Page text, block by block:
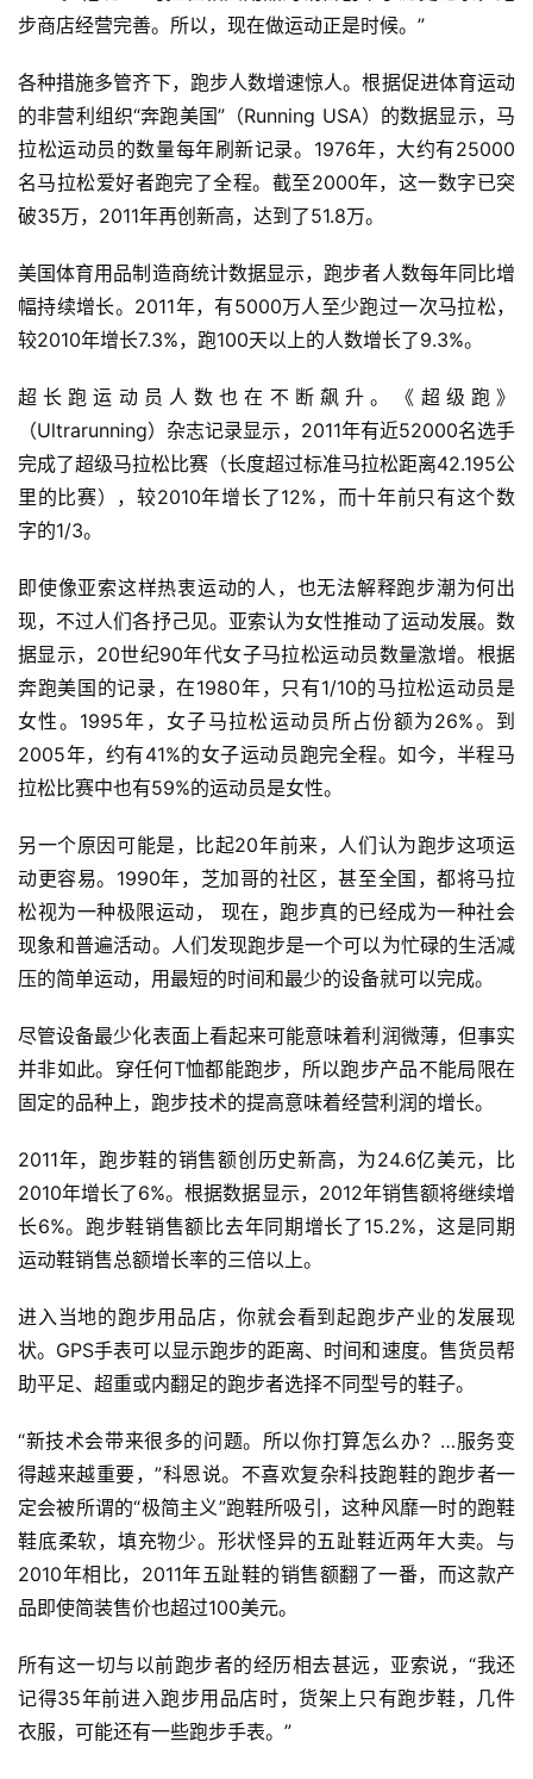
比
赛
观
装
备
步商店经营完善。所以，现在做运动正是时候。”
各种措施多管齐下，跑步人数增速惊人。根据促进体育运动
的非营利组织“奔跑美国”（Running USA）的数据显示，马
拉松运动员的数量每年刷新记录。1976年，大约有25000
名马拉松爱好者跑完了全程。截至2000年，这一数字已突
破35万，2011年再创新高，达到了51.8万。
美国体育用品制造商统计数据显示，跑步者人数每年同比增
幅持续增长。2011年，有5000万人至少跑过一次马拉松，
较2010年增长7.3%，跑100天以上的人数增长了9.3%。
超长跑运动员人数也在不断飙升。《超级跑》
（Ultrarunning）杂志记录显示，2011年有近52000名选手
完成了超级马拉松比赛（长度超过标准马拉松距离42.195公
里的比赛），较2010年增长了12%，而十年前只有这个数
字的1/3。
即使像亚索这样热衷运动的人，也无法解释跑步潮为何出
现，不过人们各抒己见。亚索认为女性推动了运动发展。数
据显示，20世纪90年代女子马拉松运动员数量激增。根据
奔跑美国的记录，在1980年，只有1/10的马拉松运动员是
女性。1995年，女子马拉松运动员所占份额为26%。到
2005年，约有41%的女子运动员跑完全程。如今，半程马
拉松比赛中也有59%的运动员是女性。
另一个原因可能是，比起20年前来，人们认为跑步这项运
动更容易。1990年，芝加哥的社区，甚至全国，都将马拉
松视为一种极限运动， 现在，跑步真的已经成为一种社会
现象和普遍活动。人们发现跑步是一个可以为忙碌的生活减
压的简单运动，用最短的时间和最少的设备就可以完成。
尽管设备最少化表面上看起来可能意味着利润微薄，但事实
并非如此。穿任何T恤都能跑步，所以跑步产品不能局限在
固定的品种上，跑步技术的提高意味着经营利润的增长。
2011年，跑步鞋的销售额创历史新高，为24.6亿美元，比
2010年增长了6%。根据数据显示，2012年销售额将继续增
长6%。跑步鞋销售额比去年同期增长了15.2%，这是同期
运动鞋销售总额增长率的三倍以上。
进入当地的跑步用品店，你就会看到起跑步产业的发展现
状。GPS手表可以显示跑步的距离、时间和速度。售货员帮
助平足、超重或内翻足的跑步者选择不同型号的鞋子。
“新技术会带来很多的问题。所以你打算怎么办？…服务变
得越来越重要，”科恩说。不喜欢复杂科技跑鞋的跑步者一
定会被所谓的“极简主义”跑鞋所吸引，这种风靡一时的跑鞋
鞋底柔软，填充物少。形状怪异的五趾鞋近两年大卖。与
2010年相比，2011年五趾鞋的销售额翻了一番，而这款产
品即使简装售价也超过100美元。
所有这一切与以前跑步者的经历相去甚远，亚索说，“我还
记得35年前进入跑步用品店时，货架上只有跑步鞋，几件
衣服，可能还有一些跑步手表。”